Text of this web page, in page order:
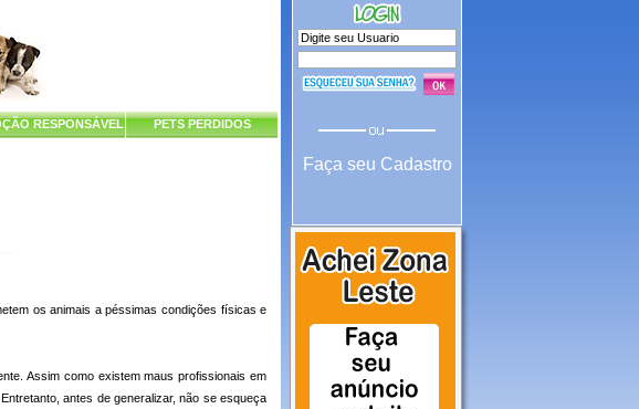
RESPONSÁVEL PETS PERDIDOS
os animais a péssimas condições físicas e
Assim como existem maus profissionais em
antes de generalizar, não se esqueça
Faça seu Cadastro